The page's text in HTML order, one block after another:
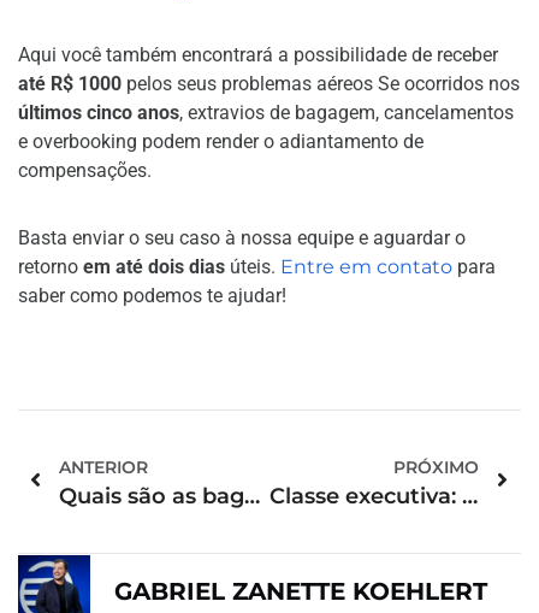
Aqui você também encontrará a possibilidade de receber
até R$ 1000 pelos seus problemas aéreos Se ocorridos nos
últimos cinco anos, extravios de bagagem, cancelamentos
e overbooking podem render o adiantamento de
compensações.
Basta enviar o seu caso à nossa equipe e aguardar o
retorno em até dois dias úteis. Entre em contato para
saber como podemos te ajudar!
ANTERIOR
Quais são as bagagens especiais e como transportá-las?
PRÓXIMO
Classe executiva: quais são as vantagens em voos longos?
GABRIEL ZANETTE KOEHLERT